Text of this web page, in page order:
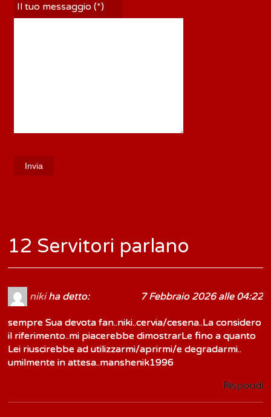
Il tuo messaggio (*)
12 Servitori parlano
niki ha detto: 7 Febbraio 2026 alle 04:22
sempre Sua devota fan..niki..cervia/cesena..La considero
il riferimento..mi piacerebbe dimostrarLe fino a quanto
Lei riuscirebbe ad utilizzarmi/aprirmi/e degradarmi..
umilmente in attesa..manshenik1996
Rispondi